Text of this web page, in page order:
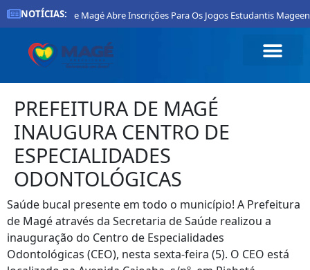
NOTÍCIAS:
Prefeitura De Magé Abre Inscrições Para Os Jogos Estudantis Mageenses
PREFEITURA DE MAGÉ
INAUGURA CENTRO DE
ESPECIALIDADES
ODONTOLÓGICAS
Saúde bucal presente em todo o município! A Prefeitura
de Magé através da Secretaria de Saúde realizou a
inauguração do Centro de Especialidades
Odontológicas (CEO), nesta sexta-feira (5). O CEO está